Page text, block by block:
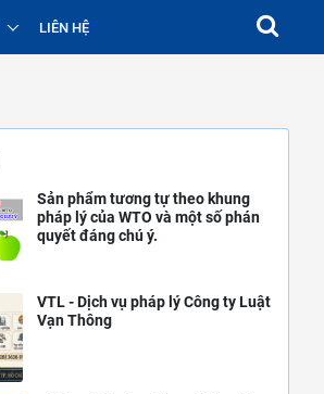
LIÊN HỆ
Sản phẩm tương tự theo khung
pháp lý của WTO và một số phán
quyết đáng chú ý.
VTL - Dịch vụ pháp lý Công ty Luật
Vạn Thông